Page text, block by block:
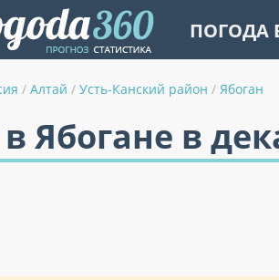
ПОГОДА
/ Алтай / Усть-Канский район / Ябоган
Ябогане в